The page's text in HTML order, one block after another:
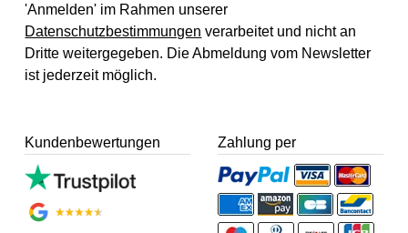
'Anmelden' im Rahmen unserer
Datenschutzbestimmungen verarbeitet und nicht an
Dritte weitergegeben. Die Abmeldung vom Newsletter
ist jederzeit möglich.
Kundenbewertungen Zahlung per